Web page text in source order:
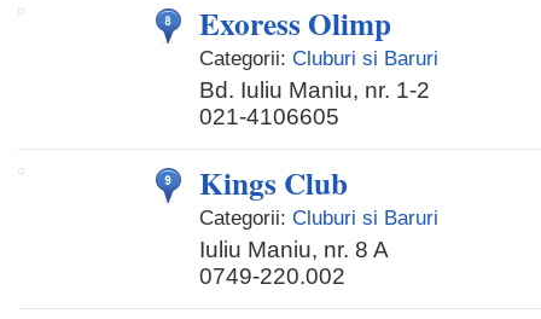
Exoress Olimp
Categorii: Cluburi si Baruri
Bd. Iuliu Maniu, nr. 1-2
021-4106605
Kings Club
Categorii: Cluburi si Baruri
Iuliu Maniu, nr. 8 A
0749-220.002